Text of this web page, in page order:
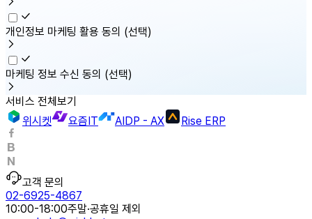
개인정보 마케팅 활용 동의 (선택)
마케팅 정보 수신 동의 (선택)
서비스 전체보기
위시켓
요즘IT AIDP - AX Rise ERP
고객 문의
02-6925-4867
10:00-18:00주말·공휴일 제외